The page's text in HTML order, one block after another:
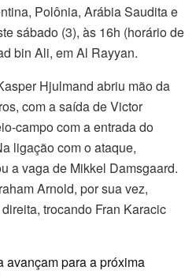
Polônia, Arábia Saudita e
sábado (3), às 16h (horário de
bin Ali, em Al Rayyan.
Hjulmand abriu mão da
com a saída de Victor
campo com a entrada do
ligação com o ataque,
a vaga de Mikkel Damsgaard.
Arnold, por sua vez,
trocando Fran Karacic
avançam para a próxima